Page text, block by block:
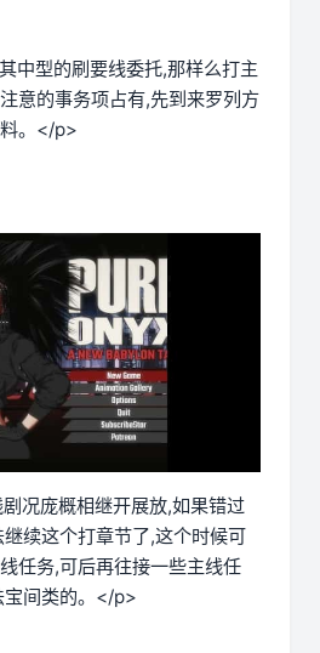
中型的刷要线委托,那样么打主
意的事务项占有,先到来罗列方
。</p>
况庞概相继开展放,如果错过
续这个打章节了,这个时候可
任务,可后再往接一些主线任
宝间类的。</p>